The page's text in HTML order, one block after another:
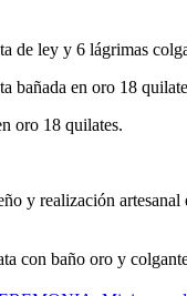
de ley y 6 lágrimas
bañada en oro 18
oro 18 quilates.
y realización artesanal
con baño oro y